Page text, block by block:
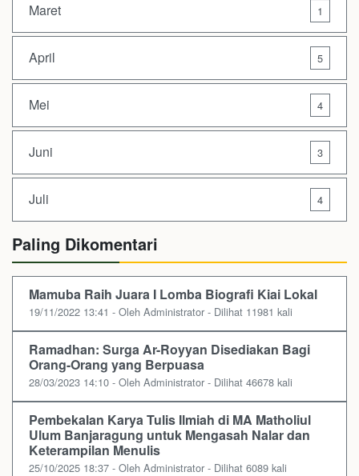
Maret 1
April 5
Mei 4
Juni 3
Juli 4
Paling Dikomentari
Mamuba Raih Juara I Lomba Biografi Kiai Lokal
19/11/2022 13:41 - Oleh Administrator - Dilihat 11981 kali
Ramadhan: Surga Ar-Royyan Disediakan Bagi
Orang-Orang yang Berpuasa
28/03/2023 14:10 - Oleh Administrator - Dilihat 46678 kali
Pembekalan Karya Tulis Ilmiah di MA Matholiul
Ulum Banjaragung untuk Mengasah Nalar dan
Keterampilan Menulis
25/10/2025 18:37 - Oleh Administrator - Dilihat 6089 kali